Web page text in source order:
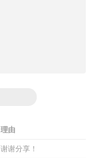
理由
谢谢分享！